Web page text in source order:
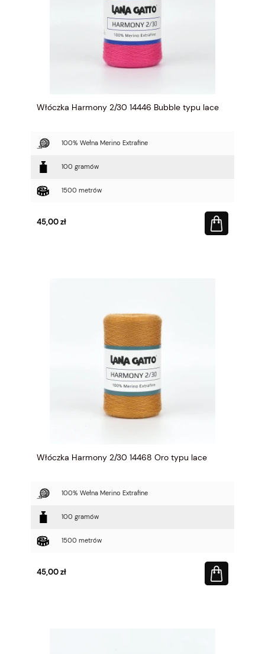
Włóczka Harmony 2/30 14446 Bubble typu lace
100% Wełna Merino Extrafine
100 gramów
1500 metrów
45,00 zł
Włóczka Harmony 2/30 14468 Oro typu lace
100% Wełna Merino Extrafine
100 gramów
1500 metrów
45,00 zł